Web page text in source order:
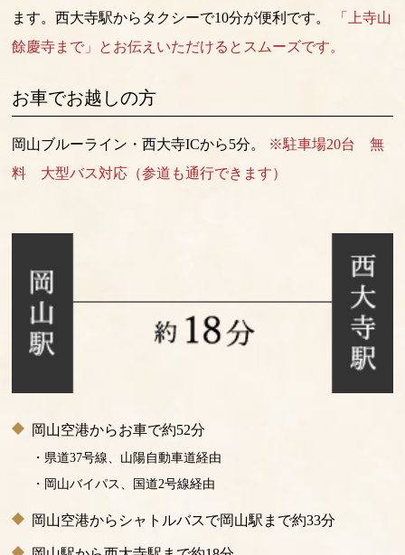
ます。西大寺駅からタクシーで10分が便利です。
「上寺山
餘慶寺まで」とお伝えいただけるとスムーズです。
お車でお越しの方
岡山ブルーライン・西大寺ICから5分。 ※駐車場20台 無
料 大型バス対応（参道も通行できます）
岡山空港からお車で約52分
・県道37号線、山陽自動車道経由
・岡山バイパス、国道2号線経由
岡山空港からシャトルバスで岡山駅まで約33分